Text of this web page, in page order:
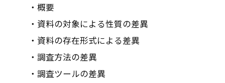
・概要
・資料の対象による性質の差異
・資料の存在形式による差異
・調査方法の差異
・調査ツールの差異